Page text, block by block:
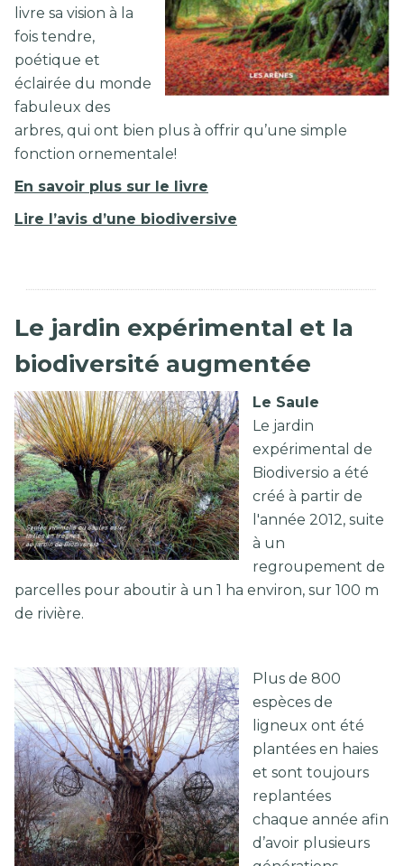
livre sa vision à la
fois tendre,
poétique et
éclairée du monde
fabuleux des
arbres, qui ont bien plus à offrir qu’une simple
fonction ornementale!
En savoir plus sur le livre
Lire l’avis d’une biodiversive
Le jardin expérimental et la
biodiversité augmentée
Le Saule
Le jardin
expérimental de
Biodiversio a été
créé à partir de
l'année 2012, suite
à un
regroupement de
parcelles pour aboutir à un 1 ha environ, sur 100 m
de rivière.
Plus de 800
espèces de
ligneux ont été
plantées en haies
et sont toujours
replantées
chaque année afin
d’avoir plusieurs